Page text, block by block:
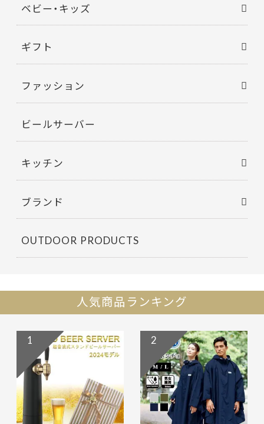
ベビー・キッズ
ギフト
ファッション
ビールサーバー
キッチン
ブランド
OUTDOOR PRODUCTS
人気商品ランキング
1 2